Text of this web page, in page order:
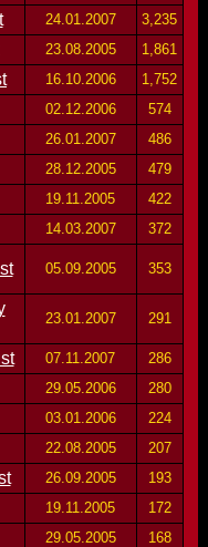
24.01.2007
3,235
23.08.2005
1,861
16.10.2006
1,752
02.12.2006
574
26.01.2007
486
28.12.2005
479
19.11.2005
422
14.03.2007 372
05.09.2005 353
23.01.2007 291
07.11.2007
286
29.05.2006
280
03.01.2006
224
22.08.2005
207
26.09.2005
193
19.11.2005
172
29.05.2005 168